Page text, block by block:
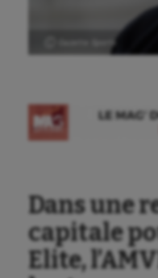
Aéronautique
Athlétisme
Auto
Dans une
capitale
Elite,